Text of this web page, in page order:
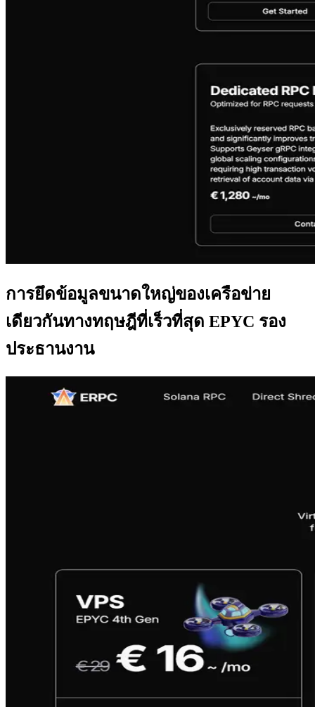
การยึดข้อมูลขนาดใหญ่ของเครือข่าย
เดียวกันทางทฤษฎีที่เร็วที่สุด EPYC รอง
ประธานงาน